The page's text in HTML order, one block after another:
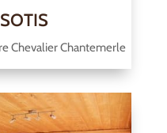
Chevalier Chantemerle